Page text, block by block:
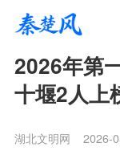
2026年第
十堰2人上
湖北文明网 2026-